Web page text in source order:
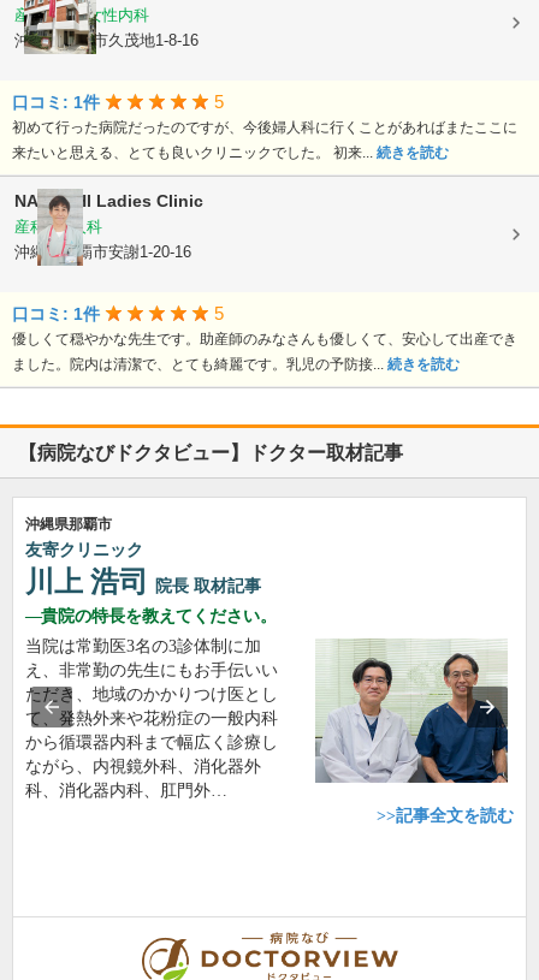
産婦人科, 女性内科
沖縄県那覇市久茂地1-8-16
口コミ: 1件 5
初めて行った病院だったのですが、今後婦人科に行くことがあればまたここに
来たいと思える、とても良いクリニックでした。 初来... 続きを読む
NAKACHI Ladies Clinic
産科, 婦人科
沖縄県那覇市安謝1-20-16
口コミ: 1件 5
優しくて穏やかな先生です。助産師のみなさんも優しくて、安心して出産でき
ました。院内は清潔で、とても綺麗です。乳児の予防接... 続きを読む
【病院なびドクタビュー】ドクター取材記事
沖縄県那覇市
友寄クリニック
川上 浩司 院長 取材記事
貴院の特長を教えてください。
当院は常勤医3名の3診体制に加
え、非常勤の先生にもお手伝いい
ただき、地域のかかりつけ医とし
て、発熱外来や花粉症の一般内科
から循環器内科まで幅広く診療し
ながら、内視鏡外科、消化器外
科、消化器内科、肛門外…
>>記事全文を読む